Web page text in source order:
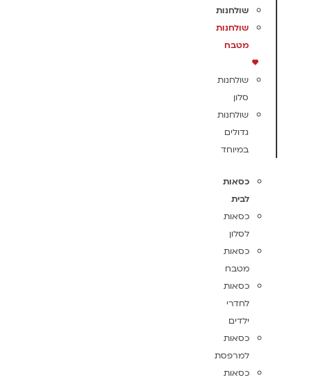
שולחנות
שולחנות
מטבח
שולחנות
סלון
שולחנות
גדולים
במיוחד
כסאות
לבית
כסאות
לסלון
כסאות
מטבח
כסאות
לחדרי
ילדים
כסאות
למרפסת
כסאות